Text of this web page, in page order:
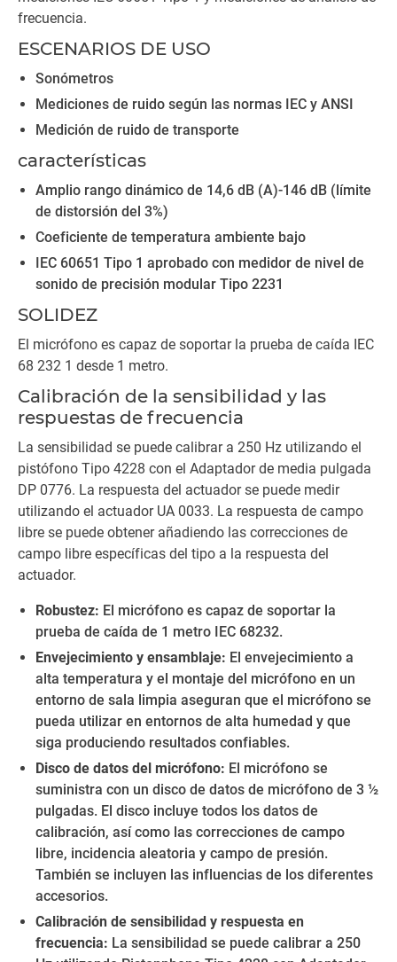
frecuencia.
ESCENARIOS DE USO
Sonómetros
Mediciones de ruido según las normas IEC y ANSI
Medición de ruido de transporte
características
Amplio rango dinámico de 14,6 dB (A)-146 dB (límite
de distorsión del 3%)
Coeficiente de temperatura ambiente bajo
IEC 60651 Tipo 1 aprobado con medidor de nivel de
sonido de precisión modular Tipo 2231
SOLIDEZ
El micrófono es capaz de soportar la prueba de caída IEC
68 232 1 desde 1 metro.
Calibración de la sensibilidad y las
respuestas de frecuencia
La sensibilidad se puede calibrar a 250 Hz utilizando el
pistófono Tipo 4228 con el Adaptador de media pulgada
DP 0776. La respuesta del actuador se puede medir
utilizando el actuador UA 0033. La respuesta de campo
libre se puede obtener añadiendo las correcciones de
campo libre específicas del tipo a la respuesta del
actuador.
Robustez: El micrófono es capaz de soportar la
prueba de caída de 1 metro IEC 68232.
Envejecimiento y ensamblaje: El envejecimiento a
alta temperatura y el montaje del micrófono en un
entorno de sala limpia aseguran que el micrófono se
pueda utilizar en entornos de alta humedad y que
siga produciendo resultados confiables.
Disco de datos del micrófono: El micrófono se
suministra con un disco de datos de micrófono de 3 ½
pulgadas. El disco incluye todos los datos de
calibración, así como las correcciones de campo
libre, incidencia aleatoria y campo de presión.
También se incluyen las influencias de los diferentes
accesorios.
Calibración de sensibilidad y respuesta en
frecuencia: La sensibilidad se puede calibrar a 250